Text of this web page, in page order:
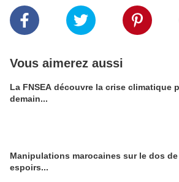
Vous aimerez aussi
La FNSEA découvre la crise climatique
demain...
Manipulations marocaines sur le dos
espoirs...